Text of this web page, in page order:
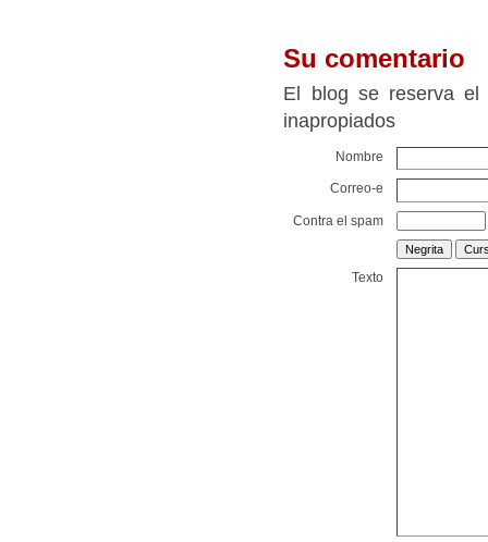
Su comentario
El blog se reserva el
inapropiados
Nombre
Correo-e
Contra el spam
Texto